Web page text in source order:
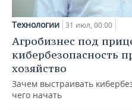
Технологии 31 июл, 00:00
Агробизнес под
кибербезопасность
хозяйство
Зачем выстраивать
чего начать